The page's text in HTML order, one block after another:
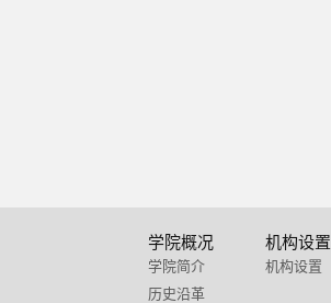
学院概况
学院简介
历史沿革
机构设置
机构设置